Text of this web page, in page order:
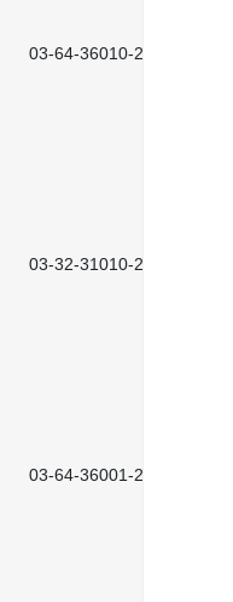
03-64-36010-2601
03-32-31010-2603
03-64-36001-2602